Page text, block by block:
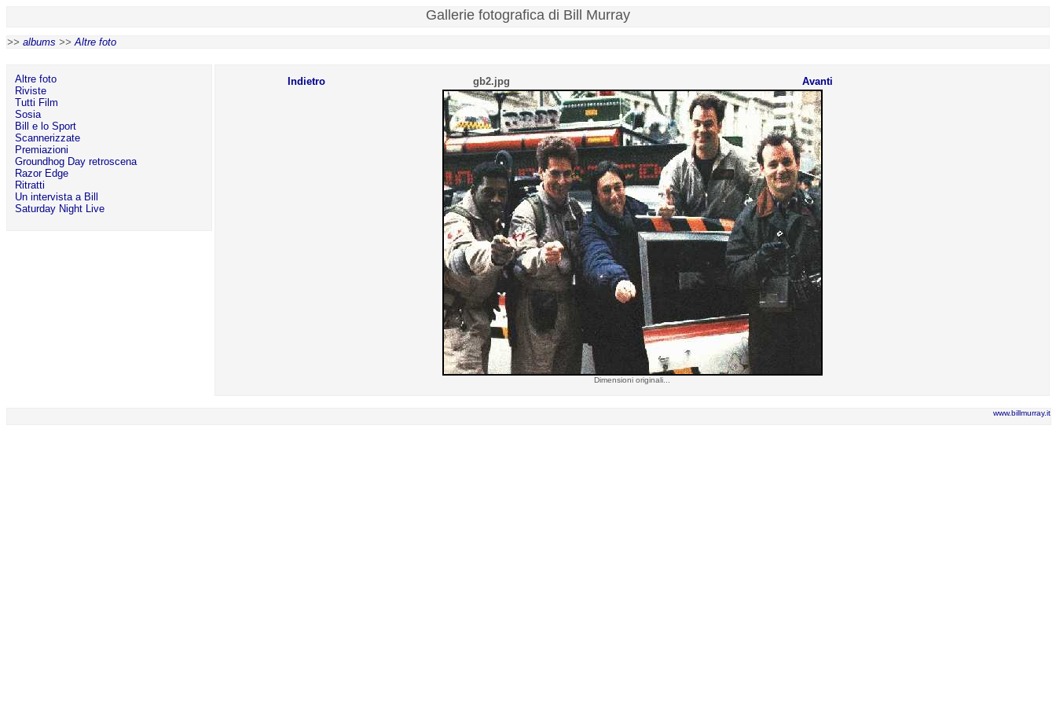
Gallerie fotografica di Bill Murray
>> albums >>Altre foto
Altre foto
Riviste
Tutti Film
Sosia
Bill e lo Sport
Scannerizzate
Premiazioni
Groundhog Day retroscena
Razor Edge
Ritratti
Un intervista a Bill
Saturday Night Live
Indietro gb2.jpg Avanti
Dimensioni originali...
www.billmurray.it